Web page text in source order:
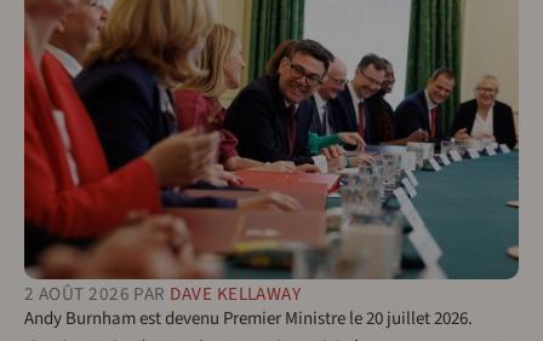
2 AOÛT 2026 PAR DAVE KELLAWAY
Andy Burnham est devenu Premier Ministre le 20 juillet 2026.